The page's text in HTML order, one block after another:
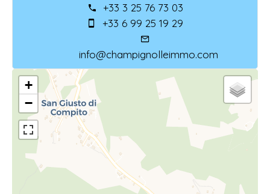
+33 3 25 76 73 03
+33 6 99 25 19 29
info@champignolleimmo.com
+
−